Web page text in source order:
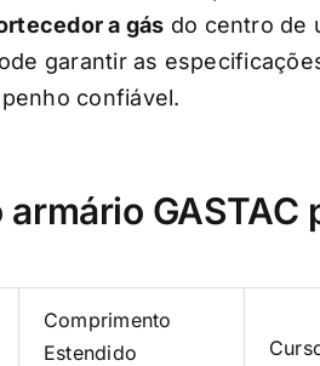
a gás do centro de
garantir as
confiável.
GASTAC
Comprimento
Estendido